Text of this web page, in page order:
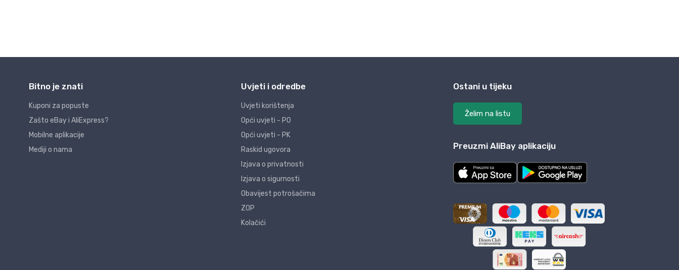
Bitno je znati
Kuponi za popuste
Zašto eBay i AliExpress?
Mobilne aplikacije
Mediji o nama
Uvjeti i odredbe
Uvjeti korištenja
Opći uvjeti - PO
Opći uvjeti - PK
Raskid ugovora
Izjava o privatnosti
Izjava o sigurnosti
Obavijest potrošačima
ZOP
Kolačići
Ostani u tijeku
Želim na listu
Preuzmi AliBay aplikaciju